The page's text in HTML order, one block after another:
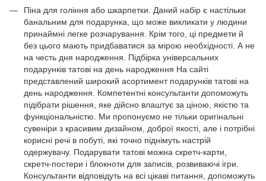
Піна для гоління або шкарпетки. Даний набір є настільки
банальним для подарунка, що може викликати у людини
принаймні легке розчарування. Крім того, ці предмети й
без цього мають придбаватися за мірою необхідності. А не
на честь дня народження. Підбірка універсальних
подарунків татові на день народження На сайті
представлений широкий асортимент подарунків татові на
день народження. Компетентні консультанти допоможуть
підібрати рішення, яке дійсно влаштує за ціною, якістю та
функціональністю. Ми пропонуємо не тільки оригінальні
сувеніри з красивим дизайном, доброї якості, але і потрібні
корисні речі в побуті, які точно піднімуть настрій
одержувачу. Подарувати татові можна скретч-карти,
скретч-постери і блокноти для записів, розвиваючі ігри.
Консультанти відповідуть на всі цікаві питання, допоможуть